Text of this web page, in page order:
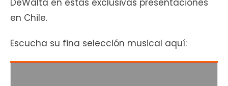
DeWalta en estas exclusivas presentaciones
en Chile.
Escucha su fina selección musical aquí: